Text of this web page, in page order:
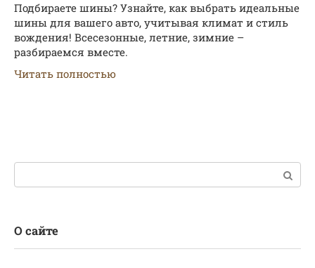
Подбираете шины? Узнайте, как выбрать идеальные
шины для вашего авто, учитывая климат и стиль
вождения! Всесезонные, летние, зимние –
разбираемся вместе.
Читать полностью
Поиск:
О сайте